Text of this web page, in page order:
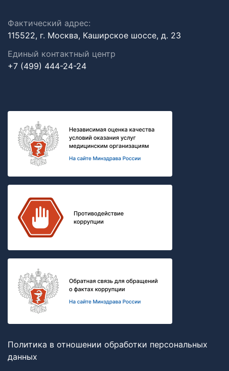
Фактический адрес:
115522, г. Москва, Каширское шоссе, д. 23
Единый контактный центр
+7 (499) 444-24-24
Политика в отношении обработки персональных
данных